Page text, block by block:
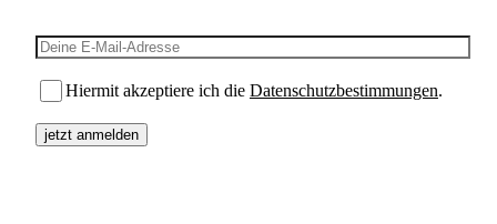
E-Mail-Adresse
Hiermit akzeptiere ich die Datenschutzbestimmungen.